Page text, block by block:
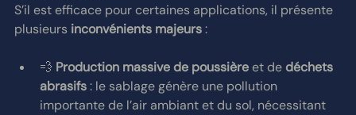
S’il est efficace pour certaines applications, il présente
plusieurs inconvénients majeurs :
💨 Production massive de poussière et de déchets
abrasifs : le sablage génère une pollution
importante de l’air ambiant et du sol, nécessitant